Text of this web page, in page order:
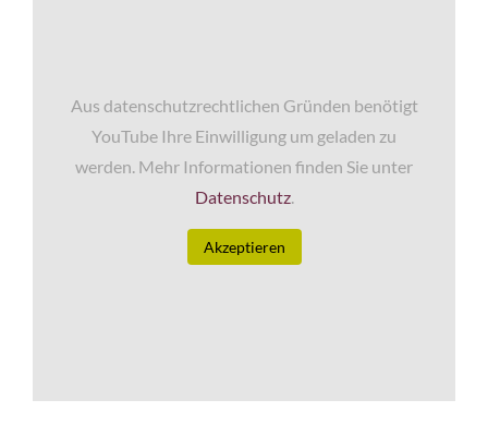
Aus datenschutzrechtlichen Gründen benötigt
YouTube Ihre Einwilligung um geladen zu
werden. Mehr Informationen finden Sie unter
Datenschutz.
Akzeptieren